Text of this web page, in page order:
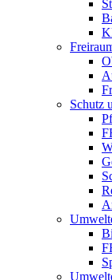
Schutz